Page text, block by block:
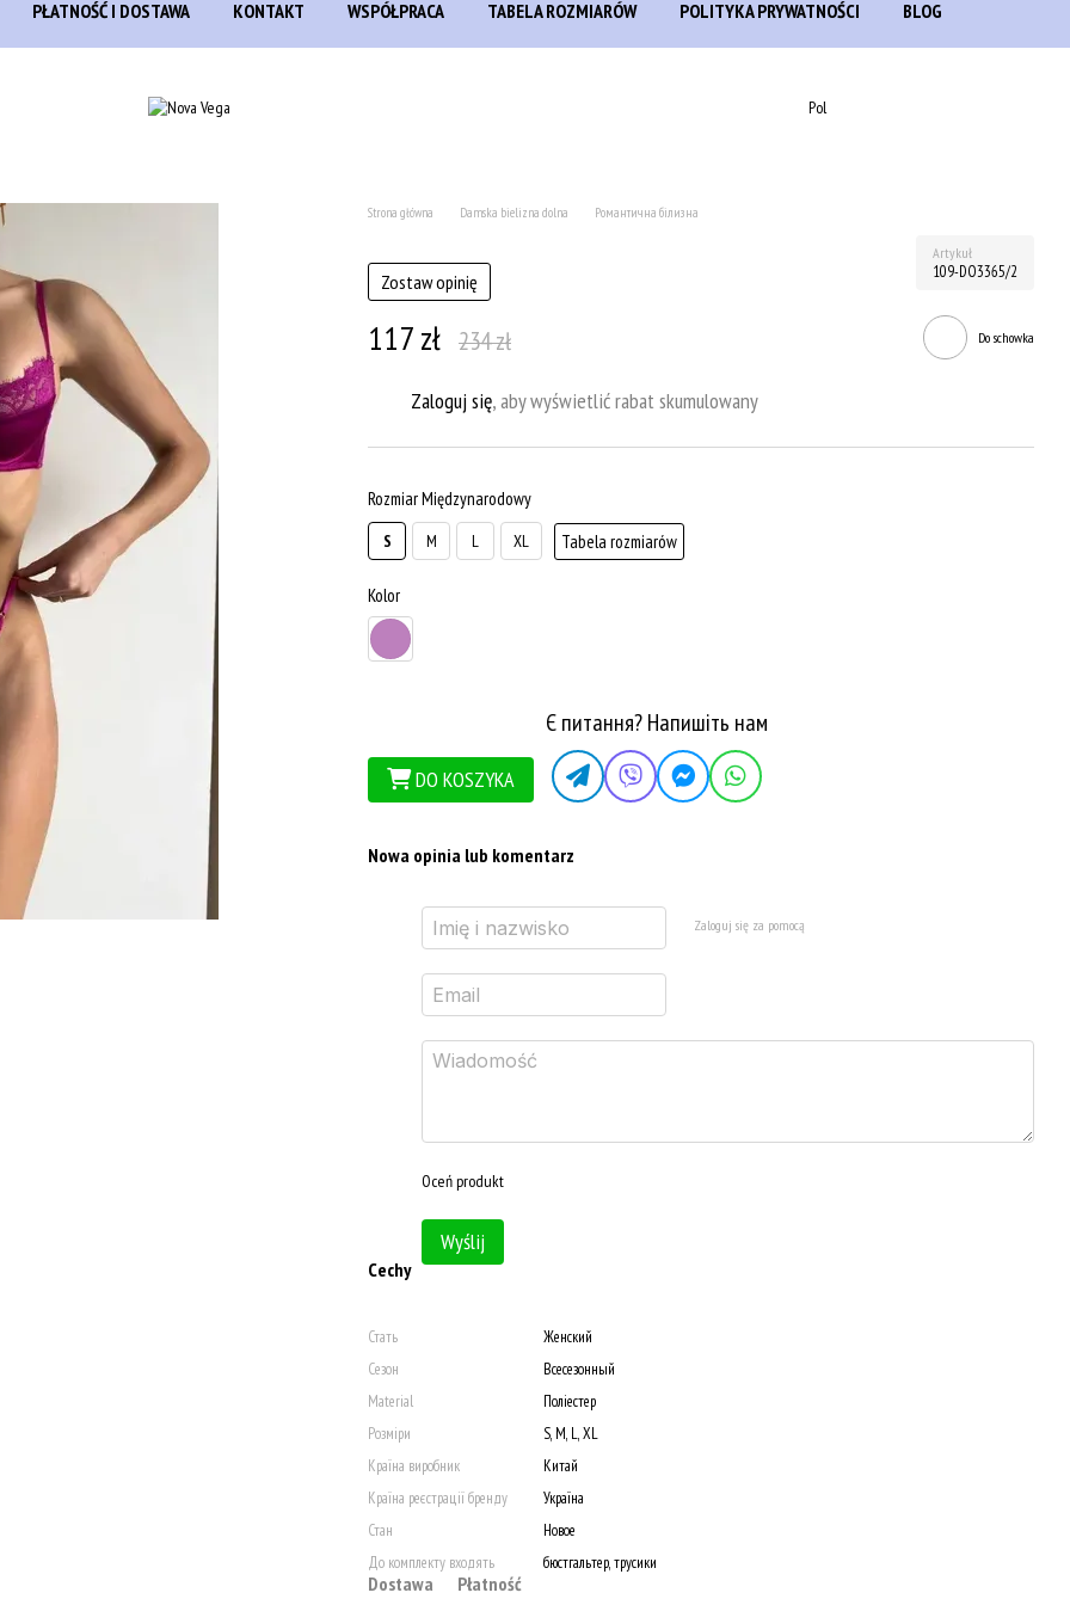
PŁATNOŚĆ I DOSTAWA KONTAKT WSPÓŁPRACA TABELA ROZMIARÓW POLITYKA PRYWATNOŚCI BLOG
Pol
Strona główna Damska bielizna dolna Романтична білизна
Artykuł
109-DO3365/2
Zostaw opinię
117 zł 234 zł Do schowka
Zaloguj się, aby wyświetlić rabat skumulowany
Rozmiar Międzynarodowy
S M L XL Tabela rozmiarów
Kolor
DO KOSZYKA
Є питання? Напишіть нам
Nowa opinia lub komentarz
Zaloguj się za pomocą
Oceń produkt
Wyślij
Cechy
Стать
Женский
Сезон
Всесезонный
Material
Поліестер
Розміри
S, M, L, XL
Країна виробник
Китай
Країна реєстрації бренду
Україна
Стан
Новое
До комплекту входять
бюстгальтер, трусики
Dostawa Płatność